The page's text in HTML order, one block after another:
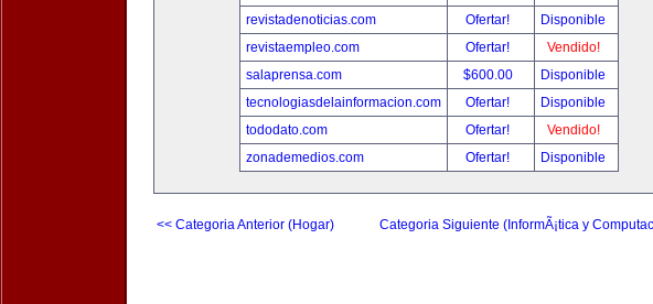
revistadenoticias.com
Ofertar!
Disponible
revistaempleo.com
Ofertar!
Vendido!
salaprensa.com
$600.00
Disponible
tecnologiasdelainformacion.com
Ofertar!
Disponible
tododato.com
Ofertar!
Vendido!
zonademedios.com
Ofertar! Disponible
<< Categoria Anterior (Hogar) Categoria Siguiente (InformÃ¡tica y